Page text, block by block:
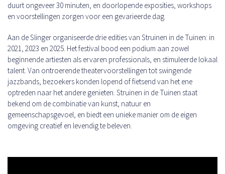
duurt ongeveer 30 minuten, en doorlopende exposities, workshops
en voorstellingen zorgen voor een gevarieerde dag.
Aan de Slinger organiseerde drie edities van Struinen in de Tuinen: in
2021, 2023 en 2025. Het festival bood een podium aan zowel
beginnende artiesten als ervaren professionals, en stimuleerde lokaal
talent. Van ontroerende theatervoorstellingen tot swingende
jazzbands, bezoekers konden lopend of fietsend van het ene
optreden naar het andere genieten. Struinen in de Tuinen staat
bekend om de combinatie van kunst, natuur en
gemeenschapsgevoel, en biedt een unieke manier om de eigen
omgeving creatief en levendig te beleven.